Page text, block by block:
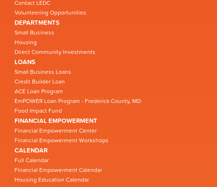
Contact LEDC
Volunteering Opportunities
DEPARTMENTS
Small Business
Housing
Direct Community Investments
LOANS
Small Business Loans
Credit Builder Loan
ACE Loan Program
EmPOWER Loan Program - Frederick County, MD
Food Impact Fund
FINANCIAL EMPOWERMENT
Financial Empowerment Center
Financial Empowerment Workshops
CALENDAR
Full Calendar
Financial Empowerment Calendar
Housing Education Calendar